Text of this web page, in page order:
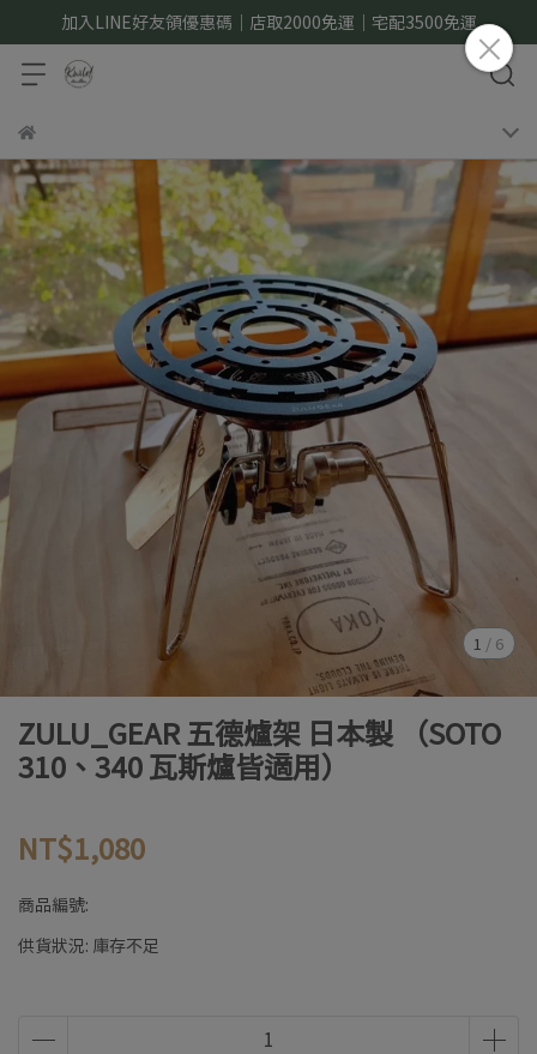
加入LINE好友領優惠碼｜店取2000免運｜宅配3500免運
1 / 6
ZULU_GEAR 五德爐架 日本製 （SOTO
310、340 瓦斯爐皆適用）
NT$1,080
商品編號:
供貨狀況: 庫存不足